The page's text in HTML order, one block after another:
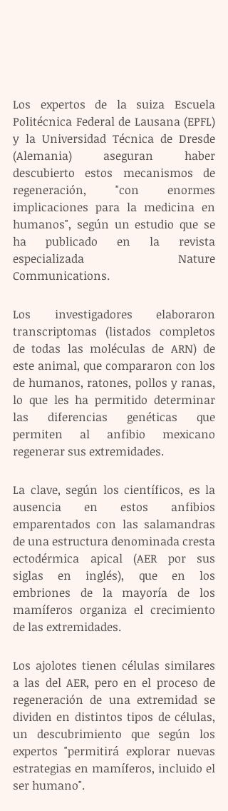
Los expertos de la suiza Escuela
Politécnica Federal de Lausana (EPFL)
y la Universidad Técnica de Dresde
(Alemania) aseguran haber
descubierto estos mecanismos de
regeneración, "con enormes
implicaciones para la medicina en
humanos", según un estudio que se
ha publicado en la revista
especializada Nature
Communications.
Los investigadores elaboraron
transcriptomas (listados completos
de todas las moléculas de ARN) de
este animal, que compararon con los
de humanos, ratones, pollos y ranas,
lo que les ha permitido determinar
las diferencias genéticas que
permiten al anfibio mexicano
regenerar sus extremidades.
La clave, según los científicos, es la
ausencia en estos anfibios
emparentados con las salamandras
de una estructura denominada cresta
ectodérmica apical (AER por sus
siglas en inglés), que en los
embriones de la mayoría de los
mamíferos organiza el crecimiento
de las extremidades.
Los ajolotes tienen células similares
a las del AER, pero en el proceso de
regeneración de una extremidad se
dividen en distintos tipos de células,
un descubrimiento que según los
expertos "permitirá explorar nuevas
estrategias en mamíferos, incluido el
ser humano".